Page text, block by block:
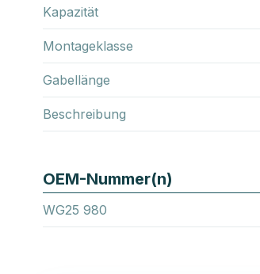
Kapazität
Montageklasse
Gabellänge
Beschreibung
OEM-Nummer(n)
WG25 980